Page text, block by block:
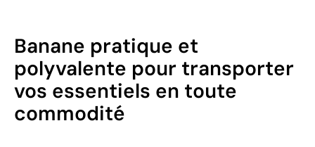
Banane pratique et
polyvalente pour transporter
vos essentiels en toute
commodité